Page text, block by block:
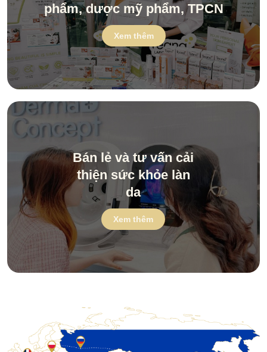
phẩm, dược mỹ phẩm, TPCN
Xem thêm
Bán lẻ và tư vấn cải
thiện sức khỏe làn
da
Xem thêm